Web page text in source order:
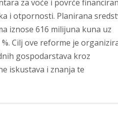
za voće i povrće
i otpornosti. Planirana
iznose 616 milijuna kuna uz
Cilj ove reforme je
gospodarstava kroz
iskustava i znanja te